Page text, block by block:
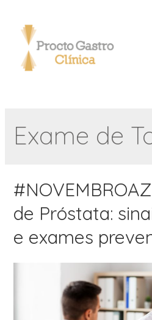
Exame de
de Próstata:
e exames